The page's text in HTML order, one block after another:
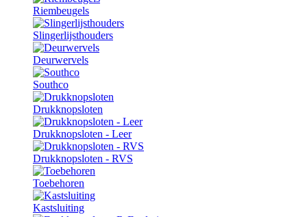
Riembeugels
Slingerlijsthouders
Deurwervels
Southco
Drukknopsloten
Drukknopsloten - Leer
Drukknopsloten - RVS
Toebehoren
Kastsluiting